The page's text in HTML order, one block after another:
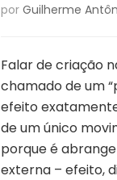
por Guilherme
Falar de criação
chamado de um
efeito
de um único
porque é
externa – efeito,